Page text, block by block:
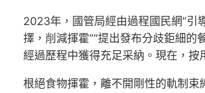
2023年，國管局經由過程國民網“引
擇，削減揮霍”“提出發布分歧鉅細
經過歷程中獲得充足采納。現在，按
根絕食物揮霍，離不開剛性的軌制